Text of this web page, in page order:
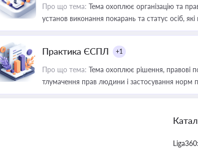
Про що тема: Тема охоплює організацію та
установ виконання покарань та статус осіб,
Практика ЄСПЛ +1
Про що тема: Тема охоплює рішення, правові
тлумачення прав людини і застосування норм